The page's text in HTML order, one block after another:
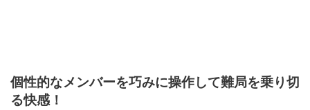
個性的なメンバーを巧みに操作して難局を乗り切
る快感！